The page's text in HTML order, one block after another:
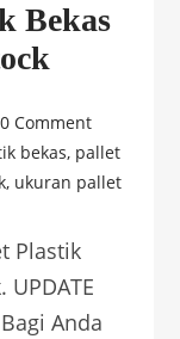
Bekas
0 Comment
bekas, pallet
, ukuran pallet
Plastik
UPDATE
Anda